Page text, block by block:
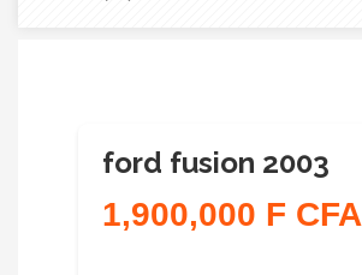
ford fusion 2003
1,900,000 F CFA